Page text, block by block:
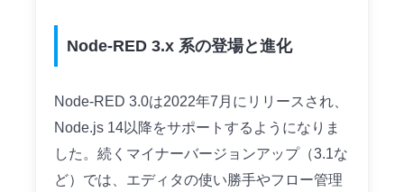
Node-RED 3.x 系の登場と進化
Node-RED 3.0は2022年7月にリリースされ、
Node.js 14以降をサポートするようになりま
した。続くマイナーバージョンアップ（3.1な
ど）では、エディタの使い勝手やフロー管理